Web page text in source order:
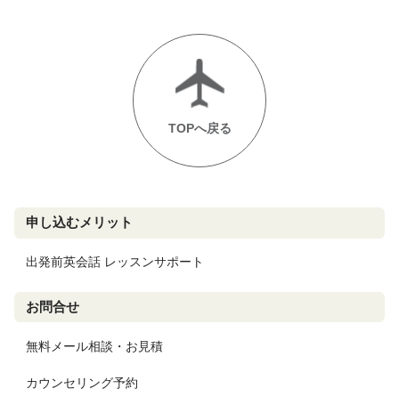
TOPへ戻る
申し込むメリット
出発前英会話 レッスンサポート
お問合せ
無料メール相談・お見積
カウンセリング予約